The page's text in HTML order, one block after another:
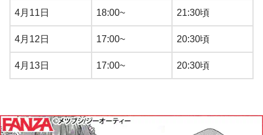
4月11日 18:00~ 21:30頃
4月12日 17:00~ 20:30頃
4月13日 17:00~ 20:30頃